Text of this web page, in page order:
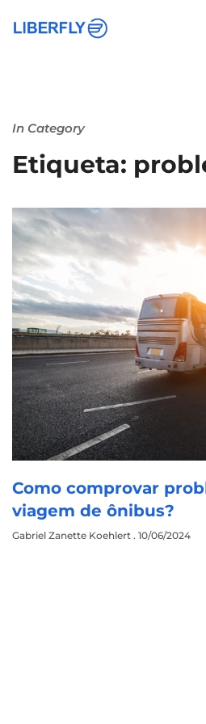
In Category
Etiqueta:
Como comprovar
viagem de ônibus?
Gabriel Zanette Koehlert 10/06/2024